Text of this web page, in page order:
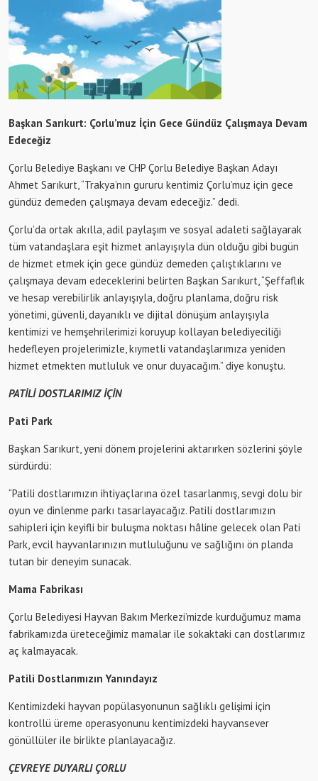
Başkan Sarıkurt: Çorlu’muz İçin Gece Gündüz Çalışmaya Devam
Edeceğiz
Çorlu Belediye Başkanı ve CHP Çorlu Belediye Başkan Adayı
Ahmet Sarıkurt, “Trakya’nın gururu kentimiz Çorlu’muz için gece
gündüz demeden çalışmaya devam edeceğiz.” dedi.
Çorlu’da ortak akılla, adil paylaşım ve sosyal adaleti sağlayarak
tüm vatandaşlara eşit hizmet anlayışıyla dün olduğu gibi bugün
de hizmet etmek için gece gündüz demeden çalıştıklarını ve
çalışmaya devam edeceklerini belirten Başkan Sarıkurt, “Şeffaflık
ve hesap verebilirlik anlayışıyla, doğru planlama, doğru risk
yönetimi, güvenli, dayanıklı ve dijital dönüşüm anlayışıyla
kentimizi ve hemşehrilerimizi koruyup kollayan belediyeciliği
hedefleyen projelerimizle, kıymetli vatandaşlarımıza yeniden
hizmet etmekten mutluluk ve onur duyacağım.” diye konuştu.
PATİLİ DOSTLARIMIZ İÇİN
Pati Park
Başkan Sarıkurt, yeni dönem projelerini aktarırken sözlerini şöyle
sürdürdü:
“Patili dostlarımızın ihtiyaçlarına özel tasarlanmış, sevgi dolu bir
oyun ve dinlenme parkı tasarlayacağız. Patili dostlarımızın
sahipleri için keyifli bir buluşma noktası hâline gelecek olan Pati
Park, evcil hayvanlarınızın mutluluğunu ve sağlığını ön planda
tutan bir deneyim sunacak.
Mama Fabrikası
Çorlu Belediyesi Hayvan Bakım Merkezi’mizde kurduğumuz mama
fabrikamızda üreteceğimiz mamalar ile sokaktaki can dostlarımız
aç kalmayacak.
Patili Dostlarımızın Yanındayız
Kentimizdeki hayvan popülasyonunun sağlıklı gelişimi için
kontrollü üreme operasyonunu kentimizdeki hayvansever
gönüllüler ile birlikte planlayacağız.
ÇEVREYE DUYARLI ÇORLU